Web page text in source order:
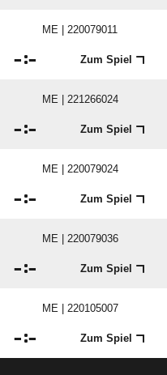
ME | 220079011
: Zum Spiel
ME | 221266024
: Zum Spiel
ME | 220079024
: Zum Spiel
ME | 220079036
: Zum Spiel
ME | 220105007
: Zum Spiel